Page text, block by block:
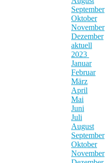
September
Oktober
November
Dezember
aktuell
2023
Januar
Februar
März
April
Mai
Juni
Juli
August
September
Oktober
November